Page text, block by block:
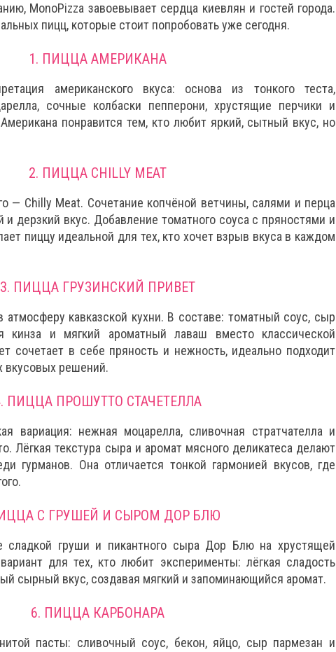
MonoPizza завоевывает сердца киевлян и гостей города.
пицц, которые стоит попробовать уже сегодня.
1. ПИЦЦА АМЕРИКАНА
американского вкуса: основа из тонкого теста,
сочные колбаски пепперони, хрустящие перчики и
понравится тем, кто любит яркий, сытный вкус, но
2. ПИЦЦА CHILLY MEAT
— Chilly Meat. Сочетание копчёной ветчины, салями и перца
дерзкий вкус. Добавление томатного соуса с пряностями и
пиццу идеальной для тех, кто хочет взрыв вкуса в каждом
3. ПИЦЦА ГРУЗИНСКИЙ ПРИВЕТ
атмосферу кавказской кухни. В составе: томатный соус, сыр
кинза и мягкий ароматный лаваш вместо классической
сочетает в себе пряность и нежность, идеально подходит
вкусовых решений.
ПИЦЦА ПРОШУТТО СТАЧЕТЕЛЛА
вариация: нежная моцарелла, сливочная стратчателла и
Лёгкая текстура сыра и аромат мясного деликатеса делают
гурманов. Она отличается тонкой гармонией вкусов, где
С ГРУШЕЙ И СЫРОМ ДОР БЛЮ
сладкой груши и пикантного сыра Дор Блю на хрустящей
для тех, кто любит эксперименты: лёгкая сладость
сырный вкус, создавая мягкий и запоминающийся аромат.
6. ПИЦЦА КАРБОНАРА
пасты: сливочный соус, бекон, яйцо, сыр пармезан и